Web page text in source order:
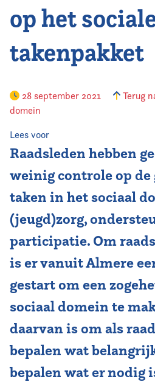
Contact
op het
takenpakket
28 september 2021 Terug
domein
Lees voor
Raadsleden hebben
weinig controle op
taken in het sociaal
(jeugd)zorg,
participatie. Om
is er vanuit Almere
gestart om een
sociaal domein te
daarvan is om als
bepalen wat
bepalen wat er nodig